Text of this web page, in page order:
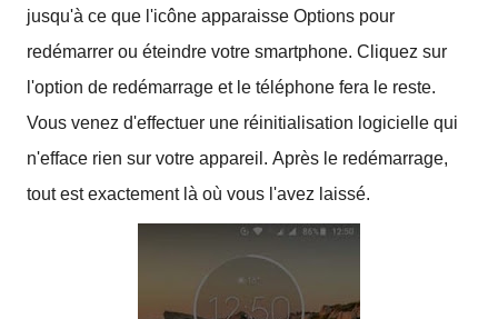
jusqu'à ce que l'icône apparaisse Options pour
redémarrer ou éteindre votre smartphone. Cliquez sur
l'option de redémarrage et le téléphone fera le reste.
Vous venez d'effectuer une réinitialisation logicielle qui
n'efface rien sur votre appareil. Après le redémarrage,
tout est exactement là où vous l'avez laissé.